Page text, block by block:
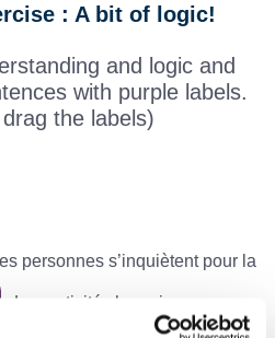
: A bit of logic!
and logic and
with purple labels.
the labels)
personnes s’inquiètent pour la
. Les activités humaines